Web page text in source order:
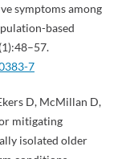
symptoms among
based
7
D, McMillan D,
mitigating
isolated older